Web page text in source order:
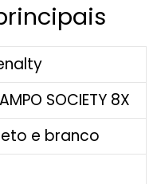
SOCIETY 8X
e branco